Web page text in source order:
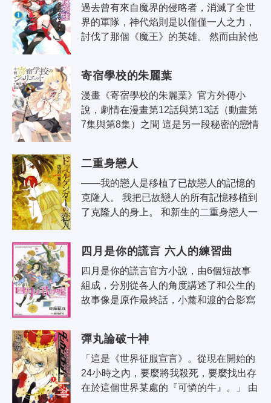
過去曾有來自魔界的侵略者，消滅了全世
界的軍隊，神代焰則是以僅僅一人之力，
討伐了那個《魔王》的英雄。 然而由於他
寄宿學校的朱麗葉
漫畫《寄宿學校的朱麗葉》官方外傳小
說，劇情在漫畫第12話與第13話（動畫第
7集與第8集）之間 這是另一段秘密的戀情
朱..
二重身戀人
——我的戀人是移植了已故戀人的記憶的
克隆人。 我把已故戀人的所有記憶移植到
了克隆人的身上。 和新生的二重身戀人一
四月是你的謊言 六人的練習曲
四月是你的謊言官方小說，由6個短故事
組成，分別從各人的角度講述了和公生的
故事像是原作最終話，小薰和渡的合影寫
彈丸論破十神
「這是《世界征服宣言》。從現在開始的
24小時之內，要麼將我殺死，要麼找出存
在於這個世界某處的『可憐的牛』。」 由